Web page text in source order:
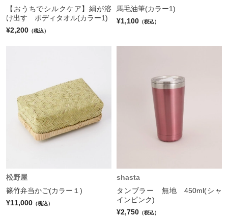
【おうちでシルクケア】絹が溶
け出す ボディタオル(カラー1)
¥2,200 （税込）
馬毛油筆(カラー1)
¥1,100 （税込）
松野屋
篠竹弁当かご(カラー１)
¥11,000 （税込）
shasta
タンブラー 無地 450ml(シャ
インピンク)
¥2,750 （税込）